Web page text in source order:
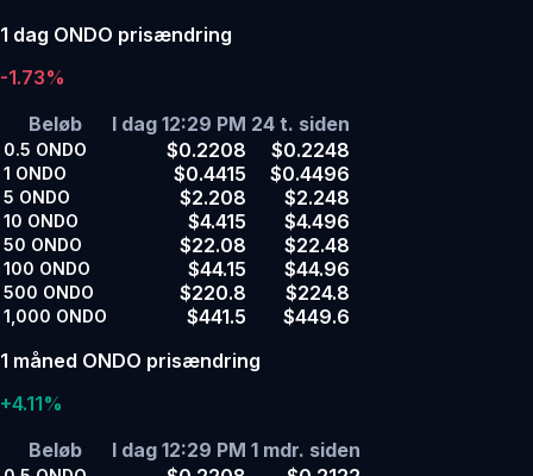
1 dag ONDO prisændring
-1.73%
Beløb
I dag 12:29 PM 24 t. siden
0.5 ONDO $0.2208 $0.2248
1 ONDO $0.4415 $0.4496
5 ONDO $2.208 $2.248
10 ONDO $4.415 $4.496
50 ONDO $22.08 $22.48
100 ONDO $44.15 $44.96
500 ONDO $220.8 $224.8
1,000 ONDO $441.5
$449.6
1 måned ONDO prisændring
+4.11%
Beløb
I dag 12:29 PM 1 mdr. siden